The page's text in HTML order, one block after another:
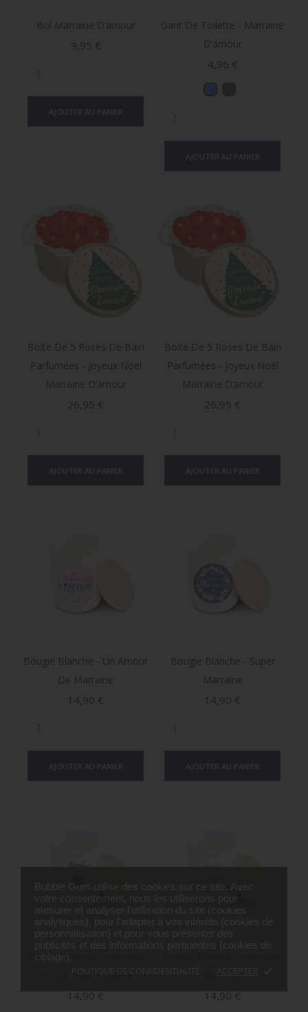
Bubble Gum utilise des cookies sur ce site. Avec
votre consentement, nous les utiliserons pour
mesurer et analyser l'utilisation du site (cookies
ciblage).
POLITIQUE DE CONFIDENTIALITÉ ACCEPTER
Bol Marraine D’amour
Prix
9,95 €
Gant De Toilette - Marraine
D’amour
Prix
4,96 €
Boîte De 5 Roses De Bain
Parfumées - Joyeux Noël
Marraine D’amour
Prix
26,95 €
Boîte De 5 Roses De Bain
Parfumées - Joyeux Noël
Marraine D’amour
Prix
26,95 €
Bougie Blanche - Un Amour
De Marraine
Prix
14,90 €
Bougie Blanche - Super
Marraine
Prix
14,90 €
Bougie Blanche - Marraine
Tu Fais Mon Bonheur
Prix
14,90 €
Raffinée
Prix
14,90 €